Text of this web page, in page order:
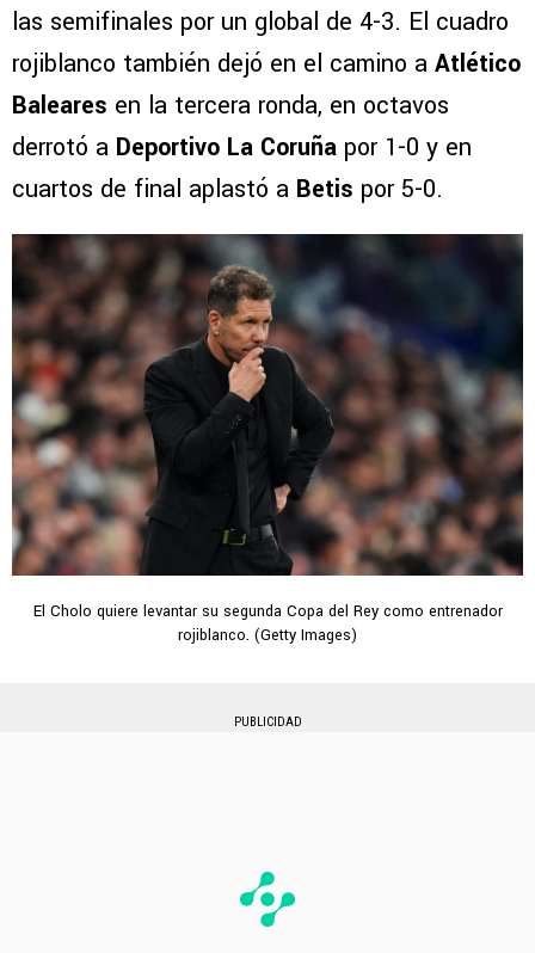
las semifinales por un global de 4-3. El cuadro
rojiblanco también dejó en el camino a Atlético
Baleares en la tercera ronda, en octavos
derrotó a Deportivo La Coruña por 1-0 y en
cuartos de final aplastó a Betis por 5-0.
El Cholo quiere levantar su segunda Copa del Rey como entrenador
rojiblanco. (Getty Images)
PUBLICIDAD